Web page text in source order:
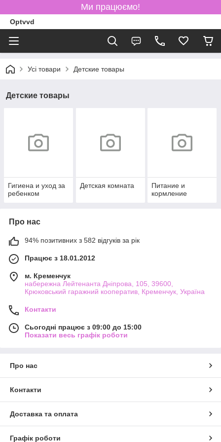
Ми працюємо!
Optvvd
Усі товари Детские товары
Детские товары
Гигиена и уход за
ребенком
Детская комната
Питание и
кормление
Про нас
94% позитивних з 582 відгуків за рік
Працює з 18.01.2012
м. Кременчук
набережна Лейтенанта Дніпрова, 105, 39600,
Крюковський гаражний кооператив, Кременчук, Україна
Контакти
Сьогодні працює з 09:00 до 15:00
Показати весь графік роботи
Про нас
Контакти
Доставка та оплата
Графік роботи